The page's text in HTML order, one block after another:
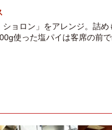
ョロン」をアレンジ。詰
使った塩パイは客席の前